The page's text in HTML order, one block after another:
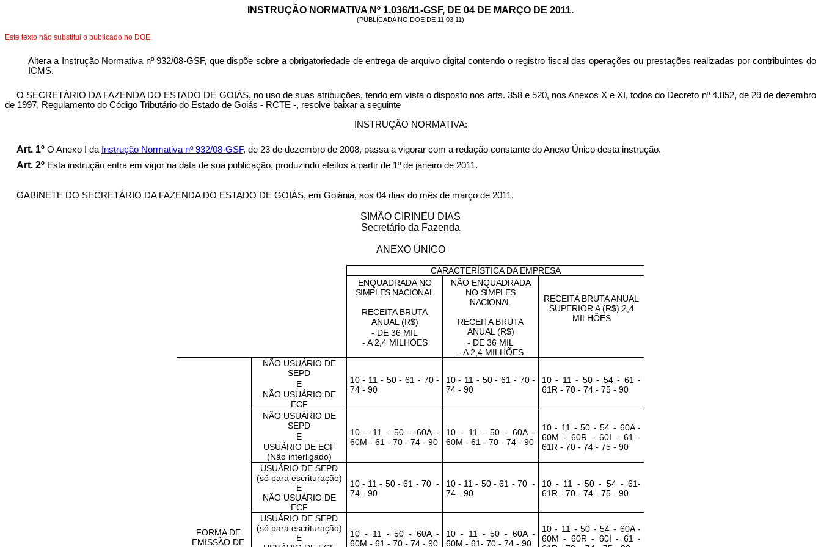
INSTRUÇÃO NORMATIVA Nº 1.036/11-GSF, DE 04 DE MARÇO DE 2011.
(PUBLICADA NO DOE DE 11.03.11)
Este texto não substitui o publicado no DOE.
Altera a Instrução Normativa nº 932/08-GSF, que dispõe sobre a obrigatoriedade de entrega de arquivo digital contendo o registro fiscal das operações ou prestações realizadas por contribuintes do
ICMS.
O SECRETÁRIO DA FAZENDA DO ESTADO DE GOIÁS, no uso de suas atribuições, tendo em vista o disposto nos arts. 358 e 520, nos Anexos X e XI, todos do Decreto nº 4.852, de 29 de dezembro
de 1997, Regulamento do Código Tributário do Estado de Goiás - RCTE -, resolve baixar a seguinte
INSTRUÇÃO NORMATIVA:
Art. 1º O Anexo I da Instrução Normativa nº 932/08-GSF, de 23 de dezembro de 2008, passa a vigorar com a redação constante do Anexo Único desta instrução.
Art. 2º Esta instrução entra em vigor na data de sua publicação, produzindo efeitos a partir de 1º de janeiro de 2011.
GABINETE DO SECRETÁRIO DA FAZENDA DO ESTADO DE GOIÁS, em Goiânia, aos 04 dias do mês de março de 2011.
SIMÃO CIRINEU DIAS
Secretário da Fazenda
ANEXO ÚNICO
CARACTERÍSTICA DA EMPRESA
ENQUADRADA NO
SIMPLES NACIONAL
RECEITA BRUTA
ANUAL (R$)
- DE 36 MIL
- A 2,4 MILHÕES
NÃO ENQUADRADA
NO SIMPLES
NACIONAL
RECEITA BRUTA
ANUAL (R$)
- DE 36 MIL
- A 2,4 MILHÕES
RECEITA BRUTA ANUAL
SUPERIOR A (R$) 2,4
MILHÕES
FORMA DE
EMISSÃO DE
NÃO USUÁRIO DE
SEPD
E
NÃO USUÁRIO DE
ECF
10 - 11 - 50 - 61 - 70 -
74 - 90
10 - 11 - 50 - 61 - 70 -
74 - 90
10 - 11 - 50 - 54 - 61 -
61R - 70 - 74 - 75 - 90
NÃO USUÁRIO DE
SEPD
E
USUÁRIO DE ECF
(Não interligado)
10 - 11 - 50 - 60A -
60M - 61 - 70 - 74 - 90
10 - 11 - 50 - 60A -
60M - 61 - 70 - 74 - 90
10 - 11 - 50 - 54 - 60A -
60M - 60R - 60I - 61 -
61R - 70 - 74 - 75 - 90
USUÁRIO DE SEPD
(só para escrituração)
E
NÃO USUÁRIO DE
ECF
10 - 11 - 50 - 61 - 70 -
74 - 90
10 - 11 - 50 - 61 - 70 -
74 - 90
10 - 11 - 50 - 54 - 61-
61R - 70 - 74 - 75 - 90
USUÁRIO DE SEPD
(só para escrituração)
E
10 - 11 - 50 - 60A -
60M - 61 - 70 - 74 - 90
10 - 11 - 50 - 60A -
60M - 61- 70 - 74 - 90
10 - 11 - 50 - 54 - 60A -
60M - 60R - 60I - 61 -